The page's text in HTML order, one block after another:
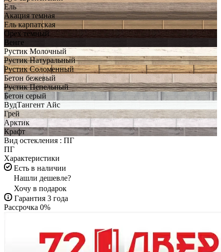
Ель
Акация темная
Ель карпатская
Орех темный
Венге
Рустик Молочный
Рустик Натуральный
Рустик Соломенный
Бетон бежевый
Рустик Пепельный
Бетон серый
ВудТангент Айс
Грей
Арктик
Крафт
Вид остекления : ПГ
ПГ
Характеристики
Есть в наличии
Нашли дешевле?
Хочу в подарок
Гарантия 3 года
Рассрочка 0%